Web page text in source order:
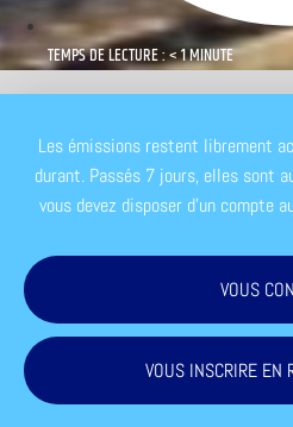
TEMPS DE LECTURE : < 1 MINUTE
Les émissions restent librement
durant. Passés 7 jours, elles sont
vous devez disposer d'un compte
VOUS
VOUS INSCRIRE EN